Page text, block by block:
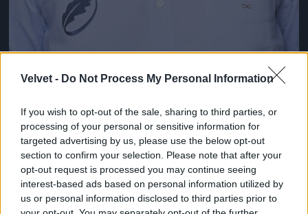
Velvet - Do Not Process My Personal Information
If you wish to opt-out of the sale, sharing to third parties, or
processing of your personal or sensitive information for
targeted advertising by us, please use the below opt-out
section to confirm your selection. Please note that after your
opt-out request is processed you may continue seeing
interest-based ads based on personal information utilized by
us or personal information disclosed to third parties prior to
Emilian-Sabin Vasilescu, Románia
Fotó: Matt Lewis - World Rugby / Europress / Getty #8
Jön még kép!